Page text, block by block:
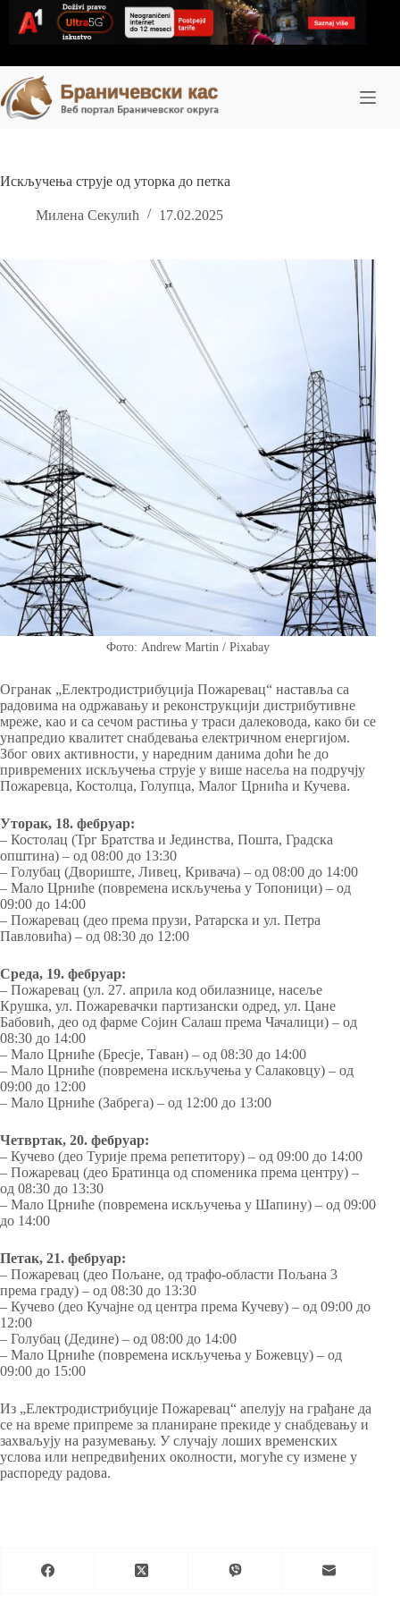
content
Искључења струје од уторка до петка
Милена Секулић 17.02.2025
Фото: Andrew Martin / Pixabay
Огранак „Електродистрибуција Пожаревац“ наставља са
радовима на одржавању и реконструкцији дистрибутивне
мреже, као и са сечом растиња у траси далековода, како би се
унапредио квалитет снабдевања електричном енергијом.
Због ових активности, у наредним данима доћи ће до
привремених искључења струје у више насеља на подручју
Пожаревца, Костолца, Голупца, Малог Црнића и Кучева.
Уторак, 18. фебруар:
– Костолац (Трг Братства и Јединства, Пошта, Градска
општина) – од 08:00 до 13:30
– Голубац (Двoриштe, Ливeц, Кpивача) – од 08:00 до 14:00
– Мало Црниће (повремена искључења у Топоници) – од
09:00 до 14:00
– Пожаревац (део према прузи, Ратарска и ул. Петра
Павловића) – од 08:30 до 12:00
Среда, 19. фебруар:
– Пожаревац (ул. 27. априла код обилазнице, насеље
Крушка, ул. Пожаревачки партизански одред, ул. Цане
Бабовић, део од фарме Сојин Салаш према Чачалици) – од
08:30 до 14:00
– Мало Црниће (Бресје, Таван) – од 08:30 до 14:00
– Мало Црниће (повремена искључења у Салаковцу) – од
09:00 до 12:00
– Мало Црниће (Забрега) – од 12:00 до 13:00
Четвртак, 20. фебруар:
– Кучево (део Турије према репетитору) – од 09:00 до 14:00
– Пожаревац (део Братинца од споменика према центру) –
од 08:30 до 13:30
– Мало Црниће (повремена искључења у Шапину) – од 09:00
до 14:00
Петак, 21. фебруар:
– Пожаревац (део Пољане, од трафо-области Пољана 3
према граду) – од 08:30 до 13:30
– Кучево (део Кучајне од центра према Кучеву) – од 09:00 до
12:00
– Голубац (Дедине) – од 08:00 до 14:00
– Мало Црниће (повремена искључења у Божевцу) – од
09:00 до 15:00
Из „Електродистрибуције Пожаревац“ апелују на грађане да
се на време припреме за планиране прекиде у снабдевању и
захваљују на разумевању. У случају лоших временских
услова или непредвиђених околности, могуће су измене у
распореду радова.